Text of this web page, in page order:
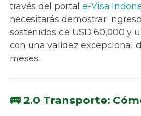
través del portal e-Visa
necesitarás demostrar
sostenidos de USD 60,000 y
con una validez excepcional
meses.
🚌 2.0 Transporte: